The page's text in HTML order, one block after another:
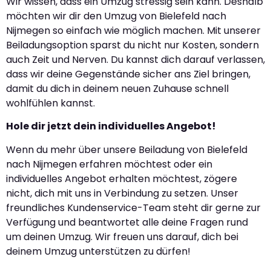
möchten wir dir den Umzug von Bielefeld nach
Nijmegen so einfach wie möglich machen. Mit unserer
Beiladungsoption sparst du nicht nur Kosten, sondern
auch Zeit und Nerven. Du kannst dich darauf verlassen,
dass wir deine Gegenstände sicher ans Ziel bringen,
damit du dich in deinem neuen Zuhause schnell
wohlfühlen kannst.
Hole dir jetzt dein individuelles Angebot!
Wenn du mehr über unsere Beiladung von Bielefeld
nach Nijmegen erfahren möchtest oder ein
individuelles Angebot erhalten möchtest, zögere
nicht, dich mit uns in Verbindung zu setzen. Unser
freundliches Kundenservice-Team steht dir gerne zur
Verfügung und beantwortet alle deine Fragen rund
um deinen Umzug. Wir freuen uns darauf, dich bei
deinem Umzug unterstützen zu dürfen!